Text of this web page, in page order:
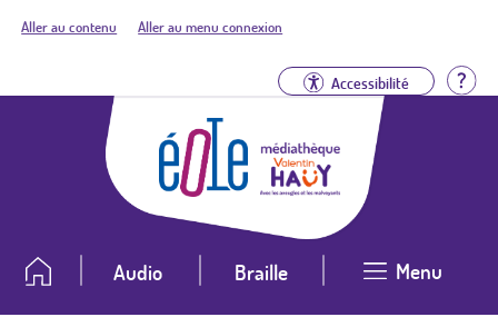
Aller au contenu Aller au menu connexion
Accessibilité
Audio Braille Menu